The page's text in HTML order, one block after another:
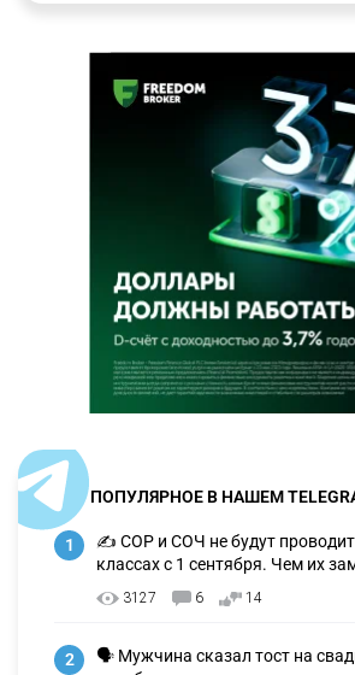
ПОПУЛЯРНОЕ В НАШЕМ
1
✍️ СОР и СОЧ не будут
классах с 1 сентября. Чем их
3127 6 14
2
🗣 Мужчина сказал тост на